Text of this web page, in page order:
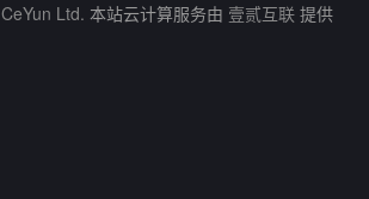
CeYun Ltd. 本站云计算服务由 壹贰互联 提供